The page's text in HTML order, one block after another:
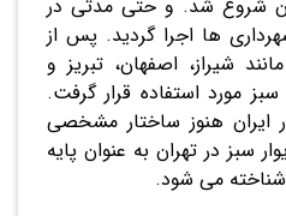
شروع شد. و حتی مدتی در
ها اجرا گردید. پس از
شیراز، اصفهان، تبریز و
مورد استفاده قرار گرفت.
ایران هنوز ساختار مشخصی
سبز در تهران به عنوان پایه
می شود.